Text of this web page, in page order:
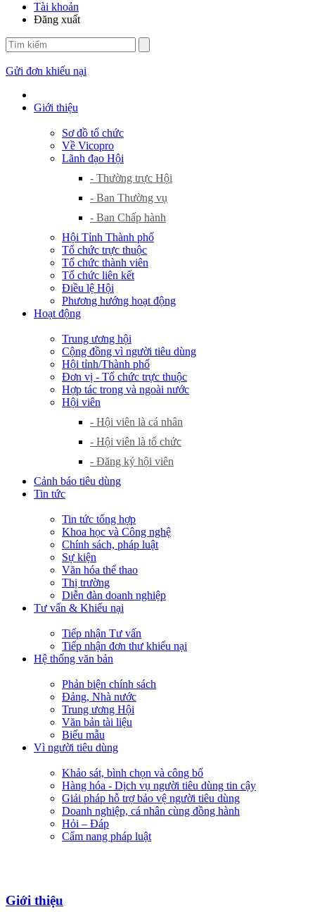
Tài khoản
Đăng xuất
Gửi đơn khiếu nại
Giới thiệu
Sơ đồ tổ chức
Về Vicopro
Lãnh đạo Hội
- Thường trực Hội
- Ban Thường vụ
- Ban Chấp hành
Hội Tỉnh Thành phố
Tổ chức trực thuộc
Tổ chức thành viên
Tổ chức liên kết
Điều lệ Hội
Phương hướng hoạt động
Hoạt động
Trung ương hội
Cộng đồng vì người tiêu dùng
Hội tỉnh/Thành phố
Đơn vị - Tổ chức trực thuộc
Hợp tác trong và ngoài nước
Hội viên
- Hội viên là cá nhân
- Hội viên là tổ chức
- Đăng ký hội viên
Cảnh báo tiêu dùng
Tin tức
Tin tức tổng hợp
Khoa học và Công nghệ
Chính sách, pháp luật
Sự kiện
Văn hóa thể thao
Thị trường
Diễn đàn doanh nghiệp
Tư vấn & Khiếu nại
Tiếp nhận Tư vấn
Tiếp nhận đơn thư khiếu nại
Hệ thống văn bản
Phản biện chính sách
Đảng, Nhà nước
Trung ương Hội
Văn bản tài liệu
Biểu mẫu
Vì người tiêu dùng
Khảo sát, bình chọn và công bố
Hàng hóa - Dịch vụ người tiêu dùng tin cậy
Giải pháp hỗ trợ bảo vệ người tiêu dùng
Doanh nghiệp, cá nhân cùng đồng hành
Hỏi – Đáp
Cẩm nang pháp luật
Giới thiệu